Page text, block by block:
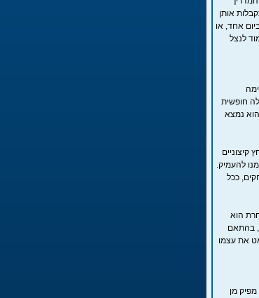
אותן
אחד, או
לנצל
חופשית
הוא נמצא
קיצוניים
להעמיק.
ככל
הוא
בהתאם
את עצמו
מפיק מן